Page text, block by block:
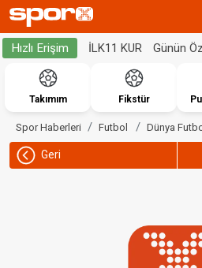
Hızlı Erişim İLK11 KUR Günün
Takımım Fikstür
Spor Haberleri Futbol Dünya
Geri